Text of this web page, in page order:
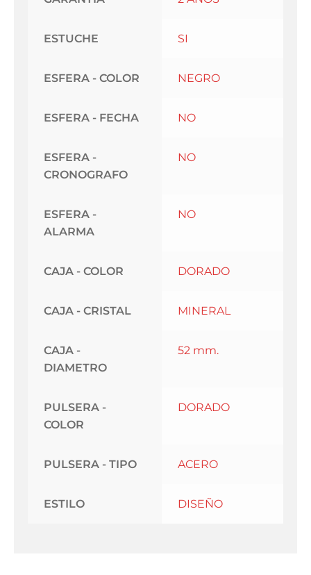
ESTUCHE SI
ESFERA - COLOR NEGRO
ESFERA - FECHA NO
ESFERA -
CRONOGRAFO
NO
ESFERA -
ALARMA
NO
CAJA - COLOR DORADO
CAJA - CRISTAL MINERAL
CAJA -
DIAMETRO
52 mm.
PULSERA -
COLOR
DORADO
PULSERA - TIPO ACERO
ESTILO DISEÑO